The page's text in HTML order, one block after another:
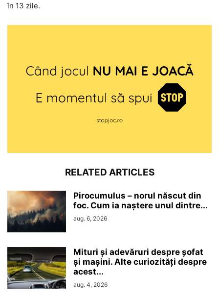
în 13 zile.
RELATED ARTICLES
Pirocumulus – norul născut din
foc. Cum ia naștere unul dintre...
aug. 6, 2026
Mituri și adevăruri despre șofat
și mașini. Alte curiozități despre
acest...
aug. 4, 2026